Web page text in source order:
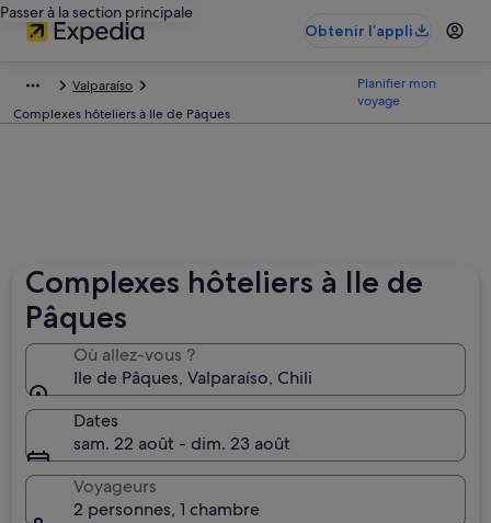
Passer à la section principale
Obtenir l’appli
Valparaíso
Complexes hôteliers à Ile de Pâques
Planifier mon
voyage
Complexes hôteliers à Ile de
Pâques
Où allez-vous ?
Ile de Pâques, Valparaíso, Chili
Dates
sam. 22 août - dim. 23 août
Voyageurs
2 personnes, 1 chambre